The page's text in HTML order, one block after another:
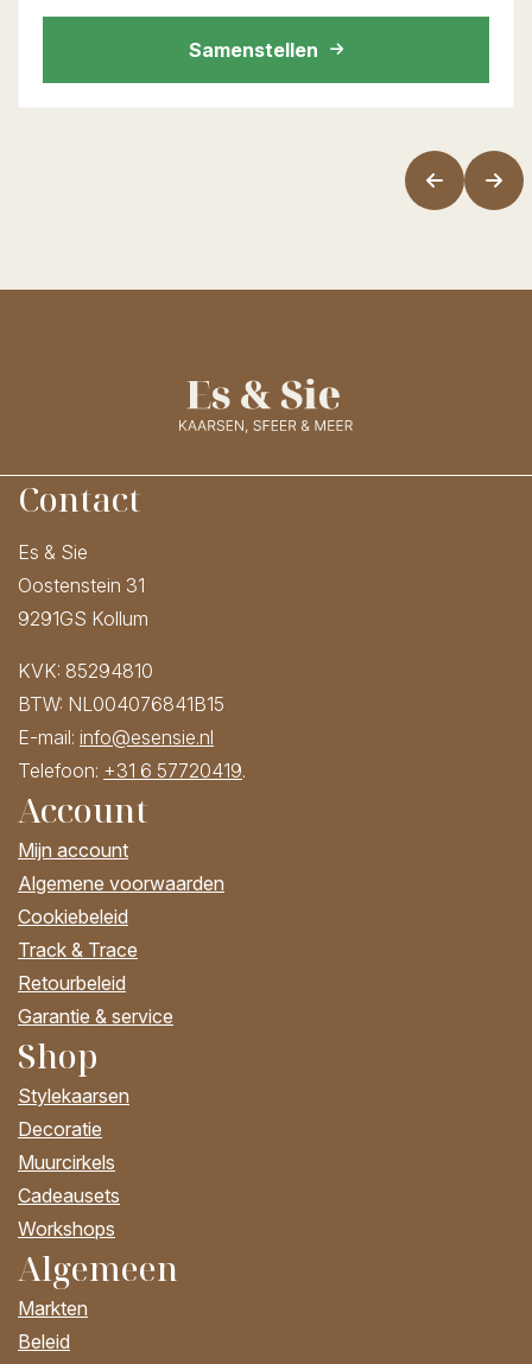
Samenstellen
Contact
Es & Sie
Oostenstein 31
9291GS Kollum
KVK: 85294810
BTW: NL004076841B15
E-mail: info@esensie.nl
Telefoon: +31 6 57720419.
Account
Mijn account
Algemene voorwaarden
Cookiebeleid
Track & Trace
Retourbeleid
Garantie & service
Shop
Stylekaarsen
Decoratie
Muurcirkels
Cadeausets
Workshops
Algemeen
Markten
Beleid